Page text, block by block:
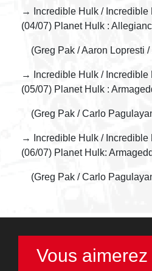
→ Incredible Hulk / Incredible
(04/07) Planet Hulk :
(Greg Pak / Aaron Lopresti
→ Incredible Hulk / Incredible
(05/07) Planet Hulk :
(Greg Pak / Carlo
→ Incredible Hulk / Incredible
(06/07) Planet Hulk:
(Greg Pak / Carlo
Vous aimerez